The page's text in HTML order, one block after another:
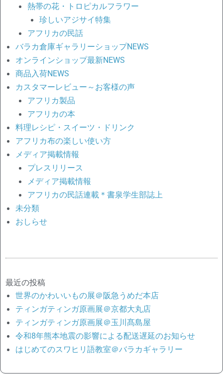
熱帯の花・トロピカルフラワー
珍しいアジサイ特集
アフリカの民話
バラカ倉庫ギャラリーショップNEWS
オンラインショップ最新NEWS
商品入荷NEWS
カスタマーレビュー～お客様の声
アフリカ製品
アフリカの本
料理レシピ・スイーツ・ドリンク
アフリカ布の楽しい使い方
メディア掲載情報
プレスリリース
メディア掲載情報
アフリカの民話連載＊書泉学生部誌上
未分類
おしらせ
最近の投稿
世界のかわいいもの展＠阪急うめだ本店
ティンガティンガ原画展＠京都大丸店
ティンガティンガ原画展＠玉川髙島屋
令和8年熊本地震の影響による配送遅延のお知らせ
はじめてのスワヒリ語教室＠バラカギャラリー